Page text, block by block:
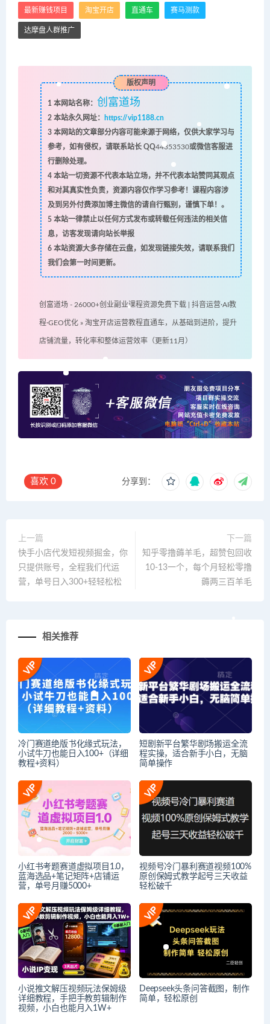
最新赚钱项目 淘宝开店 直通车 赛马测款
达摩盘人群推广
版权声明
1 本网站名称： 创富道场
2本站永久网址：
https://vip1188.cn
3本网站的文章部分内容可能来源于网络，仅供大家学习与
参考，如有侵权，请联系站长 QQ44353530或微信客服进
行删除处理。
4本站一切资源不代表本站立场，并不代表本站赞同其观点
和对其真实性负责，资源内容仅作学习参考！课程内容涉
及到另外付费添加博主微信的请自行甄别，谨慎下单！。
5本站一律禁止以任何方式发布或转载任何违法的相关信
息，访客发现请向站长举报
6本站资源大多存储在云盘，如发现链接失效，请联系我们
我们会第一时间更新。
创富道场 - 26000+创业副业课程资源免费下载 | 抖音运营·AI教
程·GEO优化 » 淘宝开店运营教程直通车，从基础到进阶，提升
店铺流量，转化率和整体运营效率（更新11月）
喜欢 0 分享到：
上一篇
快手小店代发短视频掘金，你
只提供账号，全程我们代运
营，单号日入300+轻轻松松
下一篇
知乎零撸薅羊毛，超赞包回收
10-13一个，每个月轻松零撸
薅两三百羊毛
相关推荐
冷门赛道绝版书化缘式玩法，
小试牛刀也能日入100+（详细
教程+资料）
短剧新平台繁华剧场搬运全流
程实操，适合新手小白，无脑
简单操作
小红书考题赛道虚拟项目1.0，
蓝海选品+笔记矩阵+店铺运
营，单号月赚5000+
视频号冷门暴利赛道视频100%
原创保姆式教学起号三天收益
轻松破千
小说推文解压视频玩法保姆级
详细教程，手把手教剪辑制作
视频，小白也能月入1W+
Deepseek头条问答截图，制作
简单，轻松原创